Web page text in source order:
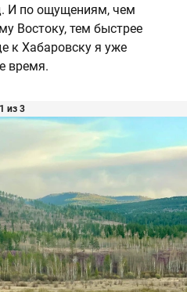
И по ощущениям, чем
Востоку, тем быстрее
к Хабаровску я уже
время.
1 из 3